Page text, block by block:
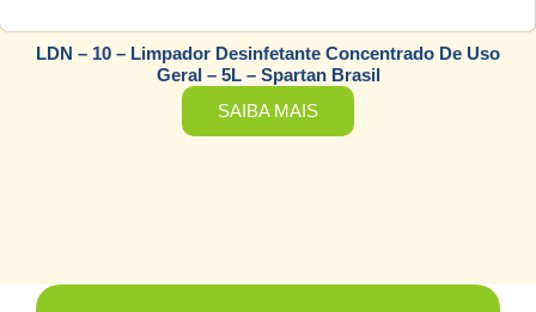
LDN – 10 – Limpador Desinfetante Concentrado De Uso
Geral – 5L – Spartan Brasil
SAIBA MAIS